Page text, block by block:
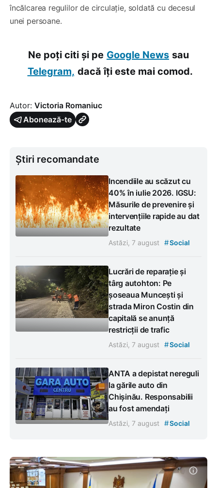
încălcarea regulilor de circulație, soldată cu decesul
unei persoane.
Ne poți citi și pe Google News sau
Telegram, dacă îți este mai comod.
Autor: Victoria Romaniuc
Abonează-te
Știri recomandate
Incendiile au scăzut cu
40% în iulie 2026. IGSU:
Măsurile de prevenire și
intervențiile rapide au dat
rezultate
Astăzi, 7 august #Social
Lucrări de reparație și
târg autohton: Pe
șoseaua Muncești și
strada Miron Costin din
capitală se anunță
restricții de trafic
Astăzi, 7 august #Social
ANTA a depistat nereguli
la gările auto din
Chișinău. Responsabilii
au fost amendați
Astăzi, 7 august #Social